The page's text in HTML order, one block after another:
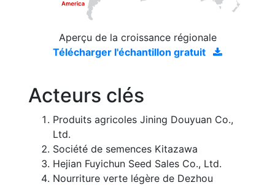
Aperçu de la croissance régionale
Télécharger l'échantillon gratuit
Acteurs clés
Produits agricoles Jining Douyuan Co.,
Ltd.
Société de semences Kitazawa
Hejian Fuyichun Seed Sales Co., Ltd.
Nourriture verte légère de Dezhou